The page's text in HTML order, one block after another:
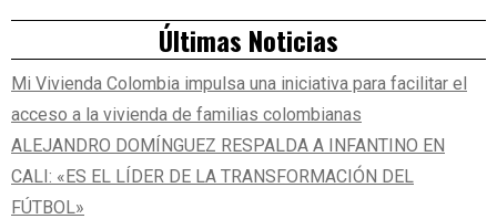
Últimas Noticias
Mi Vivienda Colombia impulsa una iniciativa para facilitar el
acceso a la vivienda de familias colombianas
ALEJANDRO DOMÍNGUEZ RESPALDA A INFANTINO EN
CALI: «ES EL LÍDER DE LA TRANSFORMACIÓN DEL
FÚTBOL»